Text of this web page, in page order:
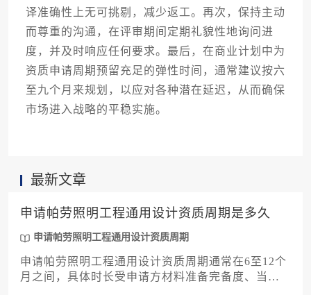
译准确性上无可挑剔，减少返工。再次，保持主动
而尊重的沟通，在评审期间定期礼貌性地询问进
度，并及时响应任何要求。最后，在商业计划中为
资质申请周期预留充足的弹性时间，通常建议按六
至九个月来规划，以应对各种潜在延迟，从而确保
市场进入战略的平稳实施。
最新文章
申请帕劳照明工程通用设计资质周期是多久
申请帕劳照明工程通用设计资质周期
申请帕劳照明工程通用设计资质周期通常在6至12个
月之间，具体时长受申请方材料准备完备度、当地